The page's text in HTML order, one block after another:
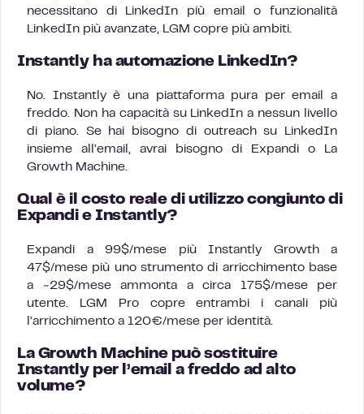
necessitano di LinkedIn più email o funzionalità
LinkedIn più avanzate, LGM copre più ambiti.
Instantly ha automazione LinkedIn?
No. Instantly è una piattaforma pura per email a
freddo. Non ha capacità su LinkedIn a nessun livello
di piano. Se hai bisogno di outreach su LinkedIn
insieme all’email, avrai bisogno di Expandi o La
Growth Machine.
Qual è il costo reale di utilizzo congiunto di
Expandi e Instantly?
Expandi a 99$/mese più Instantly Growth a
47$/mese più uno strumento di arricchimento base
a ~29$/mese ammonta a circa 175$/mese per
utente. LGM Pro copre entrambi i canali più
l’arricchimento a 120€/mese per identità.
La Growth Machine può sostituire
Instantly per l’email a freddo ad alto
volume?